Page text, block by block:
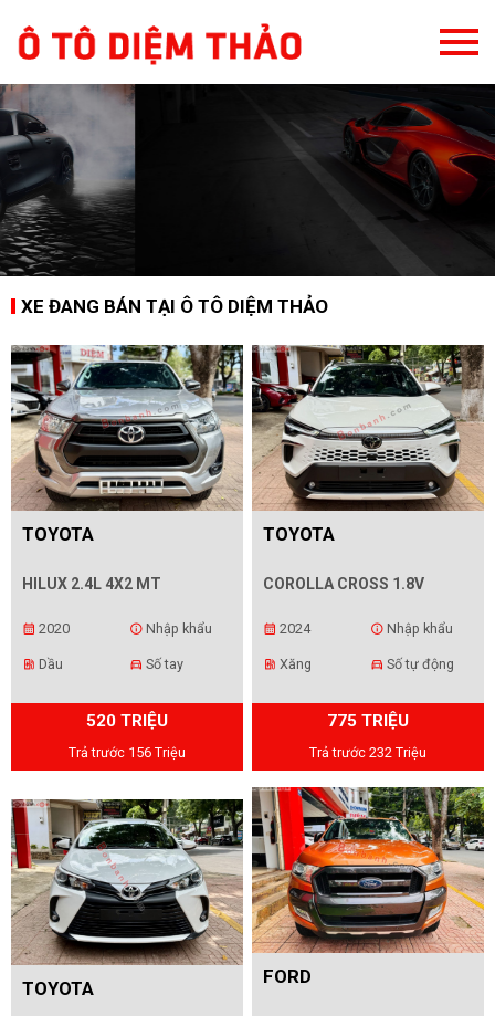
XE ĐANG BÁN TẠI Ô TÔ DIỆM THẢO
TOYOTA
HILUX 2.4L 4X2 MT
calendar_month 2020 info Nhập khẩu
ev_station Dầu directions_car Số tay
520 TRIỆU
Trả trước 156 Triệu
TOYOTA
COROLLA CROSS 1.8V
calendar_month 2024 info Nhập khẩu
ev_station Xăng directions_car Số tự động
775 TRIỆU
Trả trước 232 Triệu
TOYOTA
FORD